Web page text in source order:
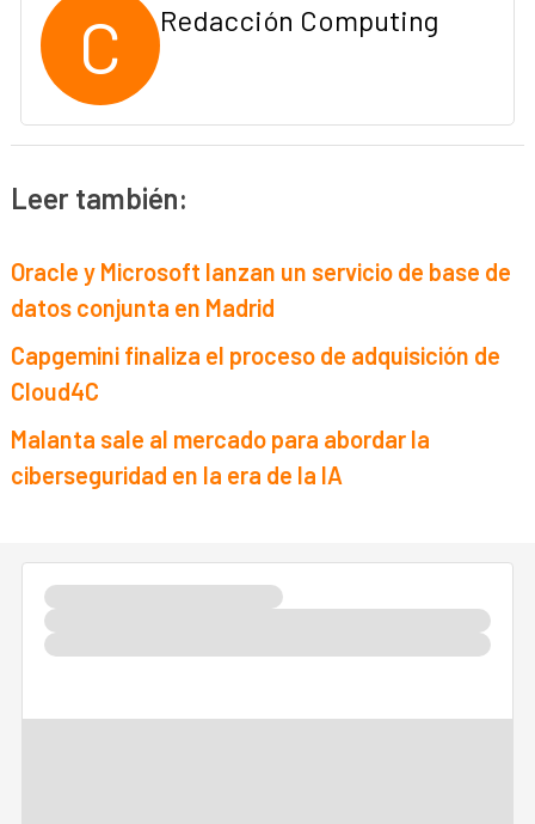
C Redacción Computing
Leer también:
Oracle y Microsoft lanzan un servicio de base de
datos conjunta en Madrid
Capgemini finaliza el proceso de adquisición de
Cloud4C
Malanta sale al mercado para abordar la
ciberseguridad en la era de la IA